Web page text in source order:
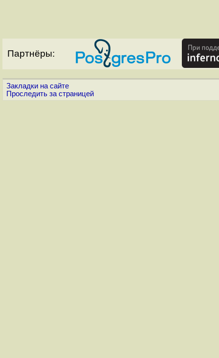
Партнёры:
Закладки на сайте
Проследить за страницей